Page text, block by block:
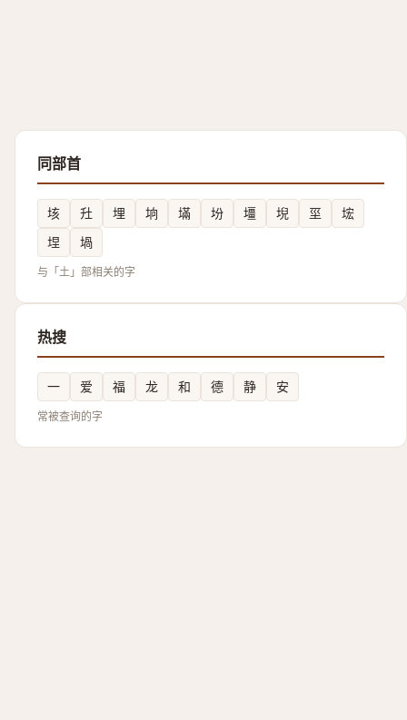
同部首
垓 圱 埋 垧 㙢 坋 壃 堄 坙
㙆
㘿
堝
与「土」部相关的字
热搜
一 爱 福 龙 和 德 静 安
常被查询的字